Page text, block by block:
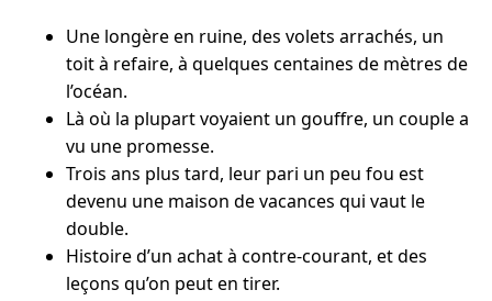
Une longère en ruine, des volets arrachés, un
toit à refaire, à quelques centaines de mètres de
l’océan.
Là où la plupart voyaient un gouffre, un couple a
vu une promesse.
Trois ans plus tard, leur pari un peu fou est
devenu une maison de vacances qui vaut le
double.
Histoire d’un achat à contre-courant, et des
leçons qu’on peut en tirer.